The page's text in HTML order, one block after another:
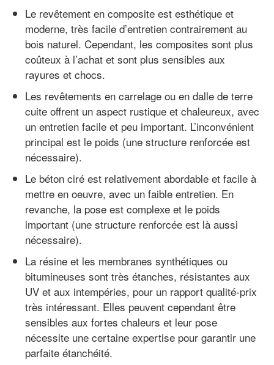
Le revêtement en composite est esthétique et
moderne, très facile d’entretien contrairement au
bois naturel. Cependant, les composites sont plus
coûteux à l’achat et sont plus sensibles aux
rayures et chocs.
Les revêtements en carrelage ou en dalle de terre
cuite offrent un aspect rustique et chaleureux, avec
un entretien facile et peu important. L’inconvénient
principal est le poids (une structure renforcée est
nécessaire).
Le béton ciré est relativement abordable et facile à
mettre en oeuvre, avec un faible entretien. En
revanche, la pose est complexe et le poids
important (une structure renforcée est là aussi
nécessaire).
La résine et les membranes synthétiques ou
bitumineuses sont très étanches, résistantes aux
UV et aux intempéries, pour un rapport qualité-prix
très intéressant. Elles peuvent cependant être
sensibles aux fortes chaleurs et leur pose
nécessite une certaine expertise pour garantir une
parfaite étanchéité.